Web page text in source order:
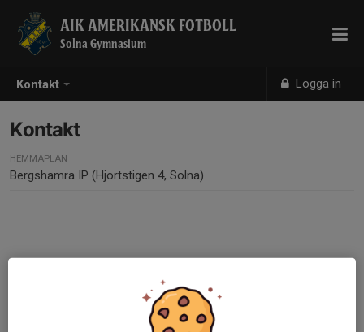
Kontakt Logga in
AIK AMERIKANSK FOTBOLL
Solna Gymnasium
Kontakt
HEMMAPLAN
Bergshamra IP (Hjortstigen 4, Solna)